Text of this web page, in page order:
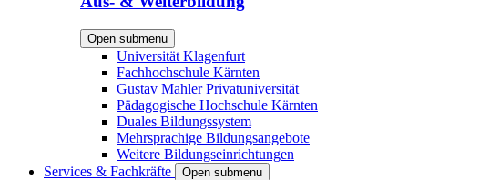
Open submenu
Universität Klagenfurt
Fachhochschule Kärnten
Gustav Mahler Privatuniversität
Pädagogische Hochschule Kärnten
Duales Bildungssystem
Mehrsprachige Bildungsangebote
Weitere Bildungseinrichtungen
Services & Fachkräfte
Open submenu